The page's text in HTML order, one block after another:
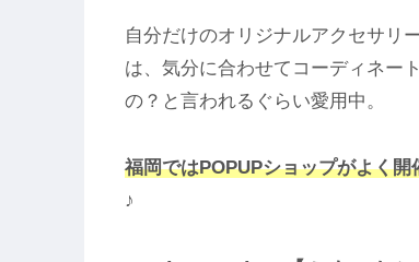
自分だけのオリジナルアクセサリ
は、気分に合わせてコーディネー
の？と言われるぐらい愛用中。
福岡ではPOPUPショップがよく開
♪